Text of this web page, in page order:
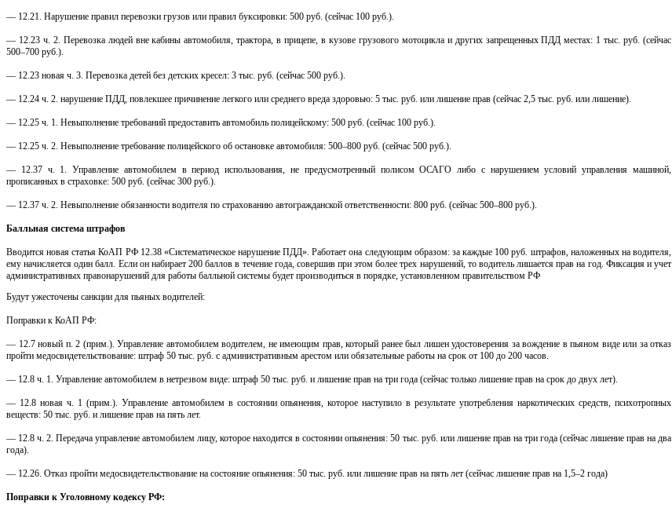
— 12.21. Нарушение правил перевозки грузов или правил буксировки: 500 руб. (сейчас 100 руб.).
— 12.23 ч. 2. Перевозка людей вне кабины автомобиля, трактора, в прицепе, в кузове грузового мотоцикла и других запрещенных ПДД местах: 1 тыс. руб. (сейчас
500–700 руб.).
— 12.23 новая ч. 3. Перевозка детей без детских кресел: 3 тыс. руб. (сейчас 500 руб.).
— 12.24 ч. 2. нарушение ПДД, повлекшее причинение легкого или среднего вреда здоровью: 5 тыс. руб. или лишение прав (сейчас 2,5 тыс. руб. или лишение).
— 12.25 ч. 1. Невыполнение требований предоставить автомобиль полицейскому: 500 руб. (сейчас 100 руб.).
— 12.25 ч. 2. Невыполнение требование полицейского об остановке автомобиля: 500–800 руб. (сейчас 500 руб.).
— 12.37 ч. 1. Управление автомобилем в период использования, не предусмотренный полисом ОСАГО либо с нарушением условий управления машиной,
прописанных в страховке: 500 руб. (сейчас 300 руб.).
— 12.37 ч. 2. Невыполнение обязанности водителя по страхованию автогражданской ответственности: 800 руб. (сейчас 500–800 руб.).
Балльная система штрафов
Вводится новая статья КоАП РФ 12.38 «Систематическое нарушение ПДД». Работает она следующим образом: за каждые 100 руб. штрафов, наложенных на водителя,
ему начисляется один балл. Если он набирает 200 баллов в течение года, совершив при этом более трех нарушений, то водитель лишается прав на год. Фиксация и учет
административных правонарушений для работы балльной системы будет производиться в порядке, установленном правительством РФ
Будут ужесточены санкции для пьяных водителей:
Поправки к КоАП РФ:
— 12.7 новый п. 2 (прим.). Управление автомобилем водителем, не имеющим прав, который ранее был лишен удостоверения за вождение в пьяном виде или за отказ
пройти медосвидетельствование: штраф 50 тыс. руб. с административным арестом или обязательные работы на срок от 100 до 200 часов.
— 12.8 ч. 1. Управление автомобилем в нетрезвом виде: штраф 50 тыс. руб. и лишение прав на три года (сейчас только лишение прав на срок до двух лет).
— 12.8 новая ч. 1 (прим.). Управление автомобилем в состоянии опьянения, которое наступило в результате употребления наркотических средств, психотропных
веществ: 50 тыс. руб. и лишение прав на пять лет.
— 12.8 ч. 2. Передача управление автомобилем лицу, которое находится в состоянии опьянения: 50 тыс. руб. или лишение прав на три года (сейчас лишение прав на два
года).
— 12.26. Отказ пройти медосвидетельствование на состояние опьянения: 50 тыс. руб. или лишение прав на пять лет (сейчас лишение прав на 1,5–2 года)
Поправки к Уголовному кодексу РФ: